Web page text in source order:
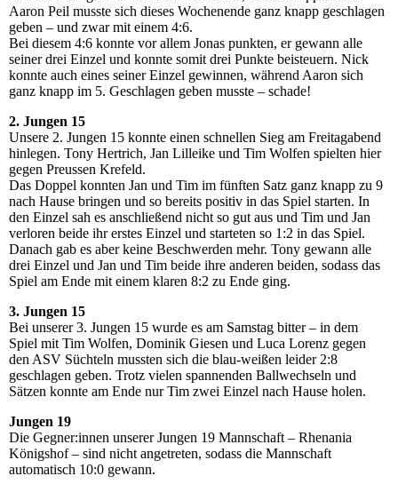
Aaron Peil musste sich dieses Wochenende ganz knapp geschlagen
geben – und zwar mit einem 4:6.
Bei diesem 4:6 konnte vor allem Jonas punkten, er gewann alle
seiner drei Einzel und konnte somit drei Punkte beisteuern. Nick
konnte auch eines seiner Einzel gewinnen, während Aaron sich
ganz knapp im 5. Geschlagen geben musste – schade!
2. Jungen 15
Unsere 2. Jungen 15 konnte einen schnellen Sieg am Freitagabend
hinlegen. Tony Hertrich, Jan Lilleike und Tim Wolfen spielten hier
gegen Preussen Krefeld.
Das Doppel konnten Jan und Tim im fünften Satz ganz knapp zu 9
nach Hause bringen und so bereits positiv in das Spiel starten. In
den Einzel sah es anschließend nicht so gut aus und Tim und Jan
verloren beide ihr erstes Einzel und starteten so 1:2 in das Spiel.
Danach gab es aber keine Beschwerden mehr. Tony gewann alle
drei Einzel und Jan und Tim beide ihre anderen beiden, sodass das
Spiel am Ende mit einem klaren 8:2 zu Ende ging.
3. Jungen 15
Bei unserer 3. Jungen 15 wurde es am Samstag bitter – in dem
Spiel mit Tim Wolfen, Dominik Giesen und Luca Lorenz gegen
den ASV Süchteln mussten sich die blau-weißen leider 2:8
geschlagen geben. Trotz vielen spannenden Ballwechseln und
Sätzen konnte am Ende nur Tim zwei Einzel nach Hause holen.
Jungen 19
Die Gegner:innen unserer Jungen 19 Mannschaft – Rhenania
Königshof – sind nicht angetreten, sodass die Mannschaft
automatisch 10:0 gewann.